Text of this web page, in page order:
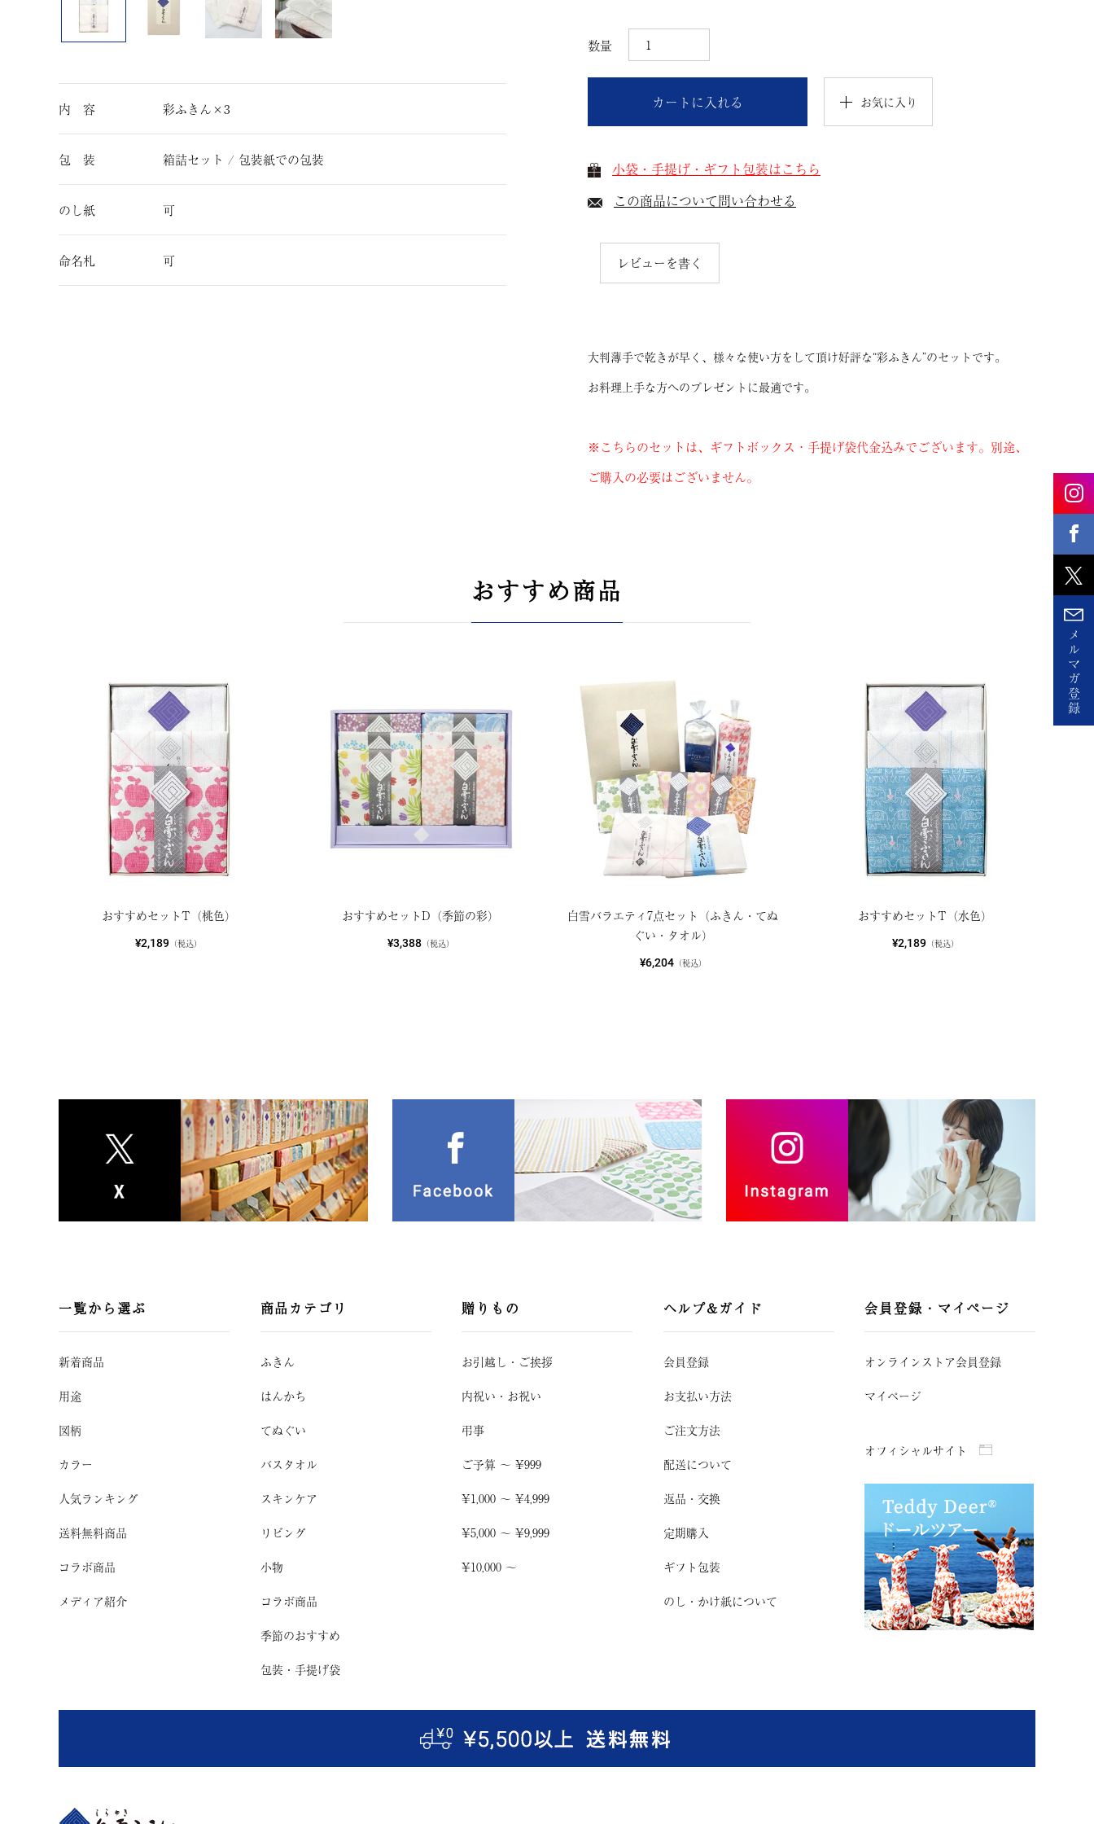
メ
ル
マ
ガ
登
録
内 容 彩ふきん×3
包 装 箱詰セット / 包装紙での包装
のし紙 可
命名札 可
お気に入り
カートに入れる
小袋・手提げ・ギフト包装はこちら
この商品について問い合わせる
レビューを書く
大判薄手で乾きが早く、様々な使い方をして頂け好評な“彩ふきん”のセットです。
お料理上手な方へのプレゼントに最適です。
※こちらのセットは、ギフトボックス・手提げ袋代金込みでございます。別途、
ご購入の必要はございません。
おすすめ商品
おすすめセットT（桃色）
¥2,189 （税込）
おすすめセットD（季節の彩）
¥3,388（税込）
白雪バラエティ7点セット（ふきん・てぬ
ぐい・タオル）
¥6,204（税込）
おすすめセットT（水色）
¥2,189（税込）
一覧から選ぶ
新着商品
用途
図柄
カラー
人気ランキング
送料無料商品
コラボ商品
メディア紹介
商品カテゴリ
ふきん
はんかち
てぬぐい
バスタオル
スキンケア
リビング
小物
コラボ商品
季節のおすすめ
包装・手提げ袋
贈りもの
お引越し ・ ご挨拶
内祝い・お祝い
弔事
ご予算 〜 ¥999
¥1,000 〜 ¥4,999
¥5,000 〜 ¥9,999
¥10,000 〜
ヘルプ&ガイド
会員登録
お支払い方法
ご注文方法
配送について
返品・交換
定期購入
ギフト包装
のし・かけ紙について
会員登録・マイページ
オンラインストア会員登録
マイページ
オフィシャルサイト